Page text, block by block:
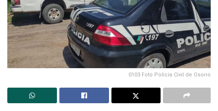
0103 Foto Policia Civil de Osorio